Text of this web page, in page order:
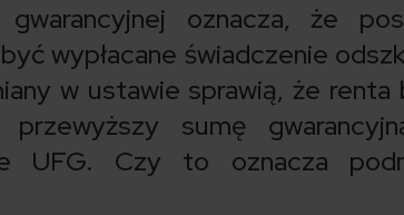
oznacza, że
wypłacane świadczenie
w ustawie sprawią, że renta
sumę
UFG. Czy to oznacza